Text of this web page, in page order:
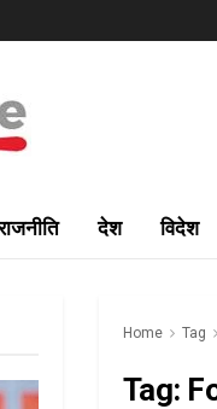
देश विदेश
Home Tag
Tag: